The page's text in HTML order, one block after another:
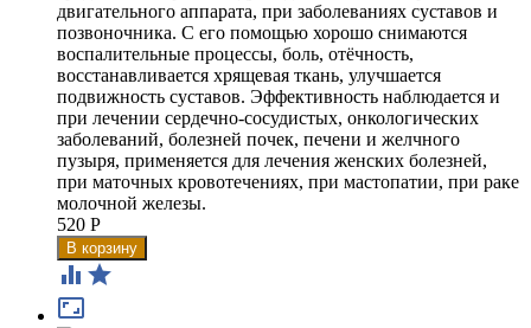
двигательного аппарата, при заболеваниях суставов и
позвоночника. С его помощью хорошо снимаются
воспалительные процессы, боль, отёчность,
восстанавливается хрящевая ткань, улучшается
подвижность суставов. Эффективность наблюдается и
при лечении сердечно-сосудистых, онкологических
заболеваний, болезней почек, печени и желчного
пузыря, применяется для лечения женских болезней,
при маточных кровотечениях, при мастопатии, при раке
молочной железы.
520 Р
 
